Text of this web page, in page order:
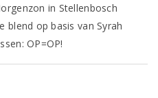
in Stellenbosch
blend op basis van Syrah
OP=OP!